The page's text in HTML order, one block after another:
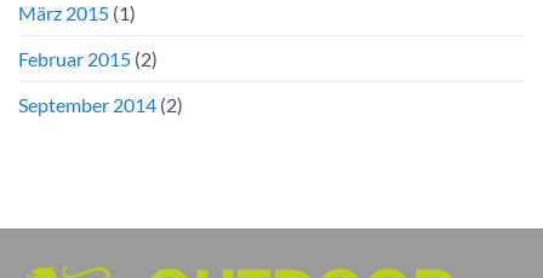
März 2015 (1)
Februar 2015 (2)
September 2014 (2)